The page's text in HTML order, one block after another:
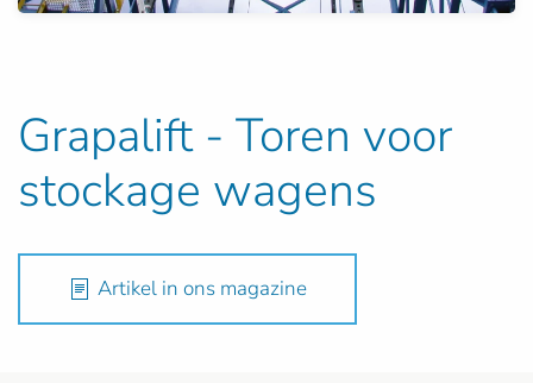
Grapalift - Toren voor
stockage wagens
Artikel in ons magazine